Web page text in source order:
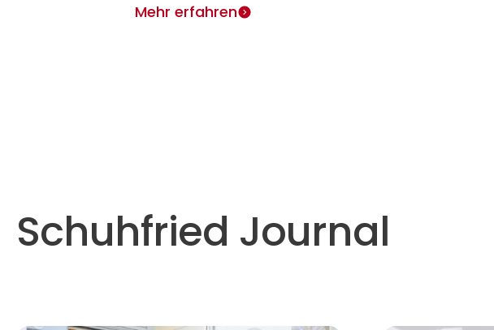
Mehr erfahren
Schuhfried Journal